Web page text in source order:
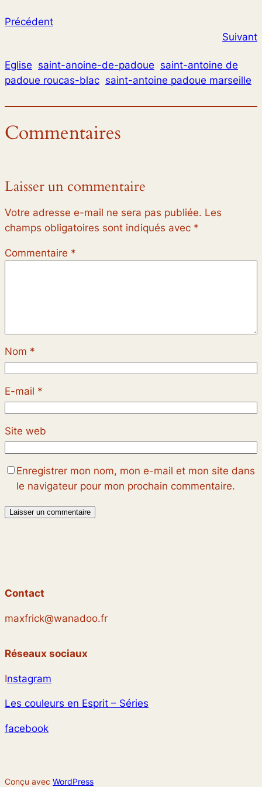
Précédent
Suivant
Eglise saint-anoine-de-padoue saint-antoine de
padoue roucas-blac saint-antoine padoue marseille
Commentaires
Laisser un commentaire
Votre adresse e-mail ne sera pas publiée. Les
champs obligatoires sont indiqués avec *
Commentaire *
Nom *
E-mail *
Site web
Enregistrer mon nom, mon e-mail et mon site dans
le navigateur pour mon prochain commentaire.
Contact
maxfrick@wanadoo.fr
Réseaux sociaux
Instagram
Les couleurs en Esprit – Séries
facebook
Conçu avec WordPress